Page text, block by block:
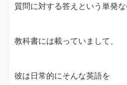
質問に対する答えという単発
教科書には載っていまして、
彼は日常的にそんな英語を